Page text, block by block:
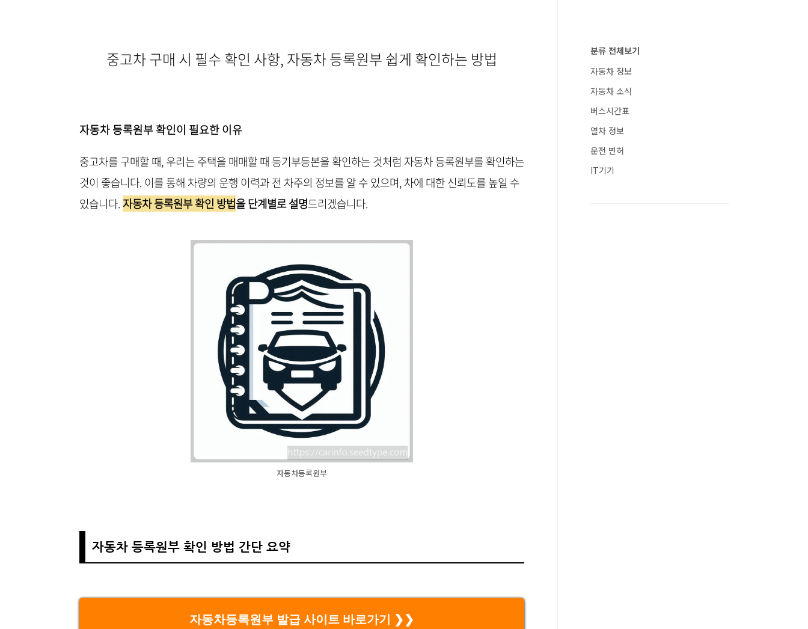
중고차 구매 시 필수 확인 사항, 자동차 등록원부 쉽게 확인하는 방법
자동차 등록원부 확인이 필요한 이유
중고차를 구매할 때, 우리는 주택을 매매할 때 등기부등본을 확인하는 것처럼 자동차 등록원부를 확인하는
것이 좋습니다. 이를 통해 차량의 운행 이력과 전 차주의 정보를 알 수 있으며, 차에 대한 신뢰도를 높일 수
있습니다. 자동차 등록원부 확인 방법을 단계별로 설명드리겠습니다.
자동차등록원부
자동차 등록원부 확인 방법 간단 요약
자동차등록원부 발급 사이트 바로가기 ❯❯
분류 전체보기
자동차 정보
자동차 소식
버스시간표
열차 정보
운전 면허
IT기기